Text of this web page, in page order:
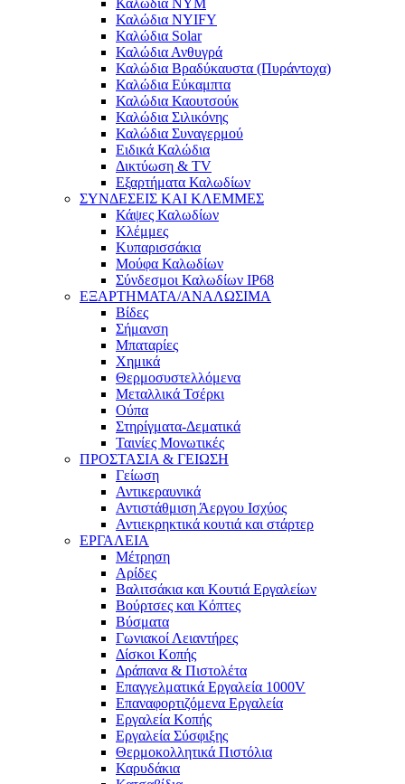
Καλώδια NYM
Καλώδια NYIFY
Καλώδια Solar
Καλώδια Ανθυγρά
Καλώδια Βραδύκαυστα (Πυράντοχα)
Καλώδια Εύκαμπτα
Καλώδια Καουτσούκ
Καλώδια Σιλικόνης
Καλώδια Συναγερμού
Ειδικά Καλώδια
Δικτύωση & TV
Εξαρτήματα Καλωδίων
ΣΥΝΔΕΣΕΙΣ ΚΑΙ ΚΛΕΜΜΕΣ
Κάψες Καλωδίων
Κλέμμες
Κυπαρισσάκια
Μούφα Καλωδίων
Σύνδεσμοι Καλωδίων IP68
ΕΞΑΡΤΗΜΑΤΑ/ΑΝΑΛΩΣΙΜΑ
Βίδες
Σήμανση
Μπαταρίες
Χημικά
Θερμοσυστελλόμενα
Μεταλλικά Τσέρκι
Ούπα
Στηρίγματα-Δεματικά
Ταινίες Μονωτικές
ΠΡΟΣΤΑΣΙΑ & ΓΕΙΩΣΗ
Γείωση
Αντικεραυνικά
Αντιστάθμιση Άεργου Ισχύος
Αντιεκρηκτικά κουτιά και στάρτερ
ΕΡΓΑΛΕΙΑ
Μέτρηση
Αρίδες
Βαλιτσάκια και Κουτιά Εργαλείων
Βούρτσες και Κόπτες
Βύσματα
Γωνιακοί Λειαντήρες
Δίσκοι Κοπής
Δράπανα & Πιστολέτα
Επαγγελματικά Εργαλεία 1000V
Επαναφορτιζόμενα Εργαλεία
Εργαλεία Κοπής
Εργαλεία Σύσφιξης
Θερμοκολλητικά Πιστόλια
Καρυδάκια